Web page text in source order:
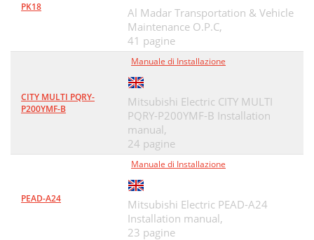
PK18
Al Madar Transportation & Vehicle
Maintenance O.P.C,
41 pagine
CITY MULTI PQRY-
P200YMF-B
Manuale di Installazione
Mitsubishi Electric CITY MULTI
PQRY-P200YMF-B Installation
manual,
24 pagine
PEAD-A24
Manuale di Installazione
Mitsubishi Electric PEAD-A24
Installation manual,
23 pagine